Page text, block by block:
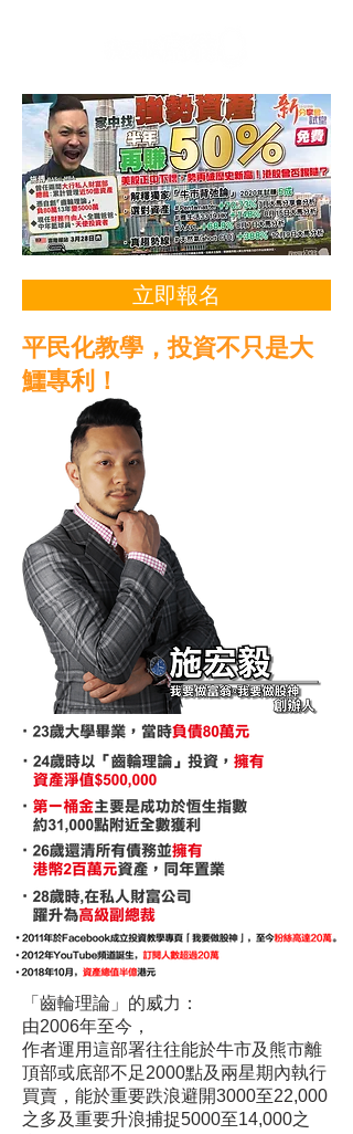
立即報名
平民化教學，投資不只是大
鱷專利！
「齒輪理論」的威力：
由2006年至今，
作者運用這部署往往能於牛市及熊市離
頂部或底部不足2000點及兩星期內執行
買賣， 能於重要跌浪避開3000至22,000
之多及重要升浪捕捉5000至14,000之